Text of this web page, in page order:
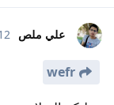
علي ملص 12 .مارس
wefr